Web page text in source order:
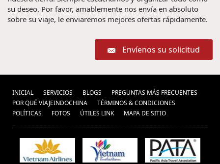
tailandia (28) ,festival de vietnam
Ferias no
Consejos de viajes
Vietnam Camboya (6) ,vacaciones
bangkok (2) ,
camboya (21) ,vietnam private tours (2) ,
viajes camboya myanmar (1) ,Nha Trang (1) ,
myanmar (1) ,visitar vietam (1) ,
Templos de Angkor (1) ,
Viaje privado a
su deseo. Por favor, amablemente nos envía en absoluto
sobre su viaje, le enviaremos mejores ofertas rápidamente.
Envíenos su solicitud
INICIAL SERVICIOS BLOGS
PREGUNTAS MÁS FRECUENTES
POR QUÉ VIAJEINDOCHINA
TÉRMINOS & CONDICIONES
POLÍ­TICAS
FOTOS ÚTILES LINK MAPA DE SITIO